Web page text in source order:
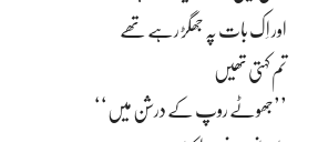
اور اِک بات پہ جھگڑ رہے تھے
تم کہتی تھیں
’’جھوٹے روپ کے درشن میں‘‘